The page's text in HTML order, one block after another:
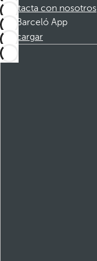
Contacta con nosotros
Barceló App
Descargar